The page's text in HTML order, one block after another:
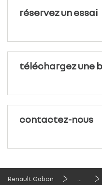
réservez un essai
téléchargez une
contactez-nous